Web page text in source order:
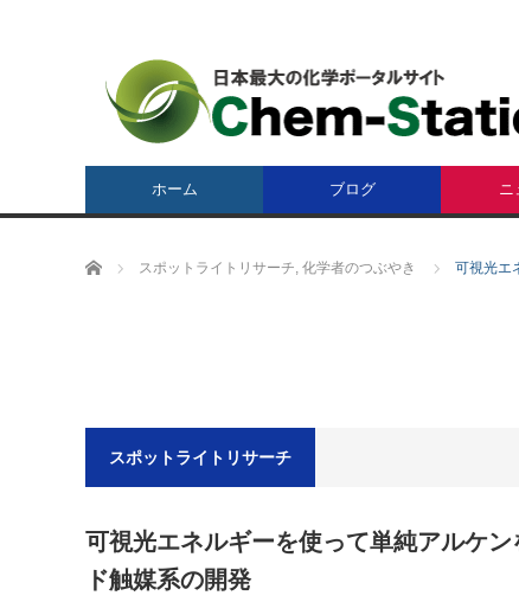
ホーム ブログ ニ
ホーム スポットライトリサーチ, 化学者のつぶやき 可視光エ
スポットライトリサーチ
可視光エネルギーを使って単純アルケ
ド触媒系の開発